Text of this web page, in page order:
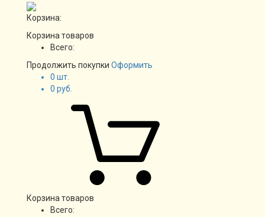
Корзина:
Корзина товаров
Всего:
Продолжить покупки Оформить
0 шт.
0 руб.
Корзина товаров
Всего: